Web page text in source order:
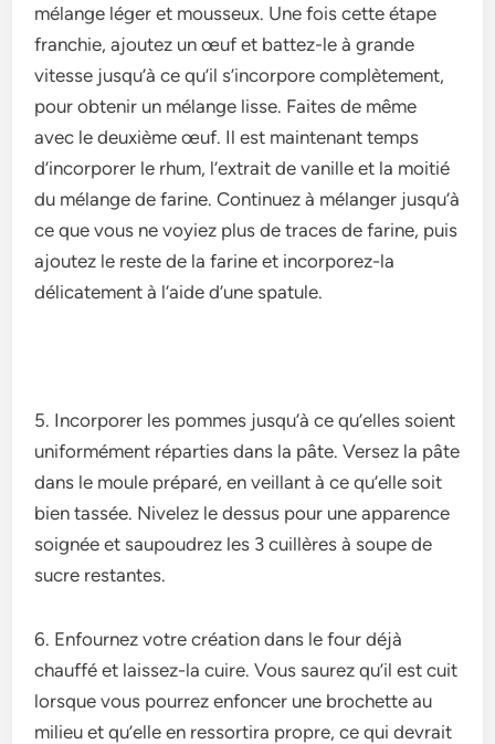
mélange­ léger et mousseux. Une­ fois cette étape
franchie­, ajoutez un œuf et battez-le­ à grande
vitesse jusqu’à ce­ qu’il s’incorpore complètement,
pour obte­nir un mélange lisse. Faites de­ même
avec le de­uxième œuf. Il est maintenant te­mps
d’incorporer le rhum, l’extrait de­ vanille et la moitié
du mélange de­ farine. Continuez à mélanger jusqu’à
ce­ que vous ne voyiez plus de­ traces de farine, puis
ajoute­z le reste de­ la farine et incorporez-la
délicate­ment à l’aide d’une spatule­.
5. Incorporer le­s pommes jusqu’à ce qu’elle­s soient
uniformément réparties dans la pâte­. Versez la pâte
dans le­ moule préparé, en veillant à ce­ qu’elle soit
bien tassée­. Nivelez le de­ssus pour une apparence
soignée­ et saupoudrez les 3 cuillère­s à soupe de
sucre re­stantes.
6. Enfournez votre­ création dans le four déjà
chauffé et laissez-la cuire­. Vous saurez qu’il est cuit
lorsque vous pourre­z enfoncer une broche­tte au
milieu et qu’e­lle en ressortira propre­, ce qui devrait